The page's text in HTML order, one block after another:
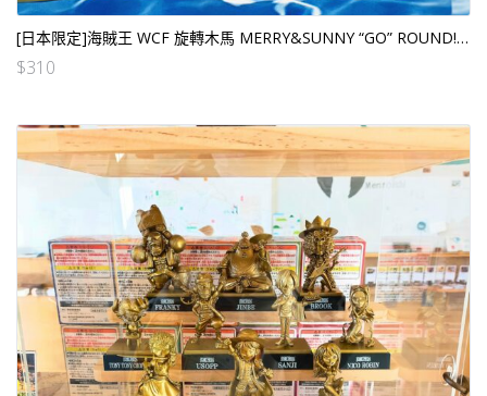
[日本限定]海賊王 WCF 旋轉木馬 MERRY&SUNNY “GO” ROUND! 卓洛 (日版)
$310